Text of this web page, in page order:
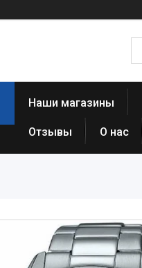
Наши магазины
Отзывы О нас